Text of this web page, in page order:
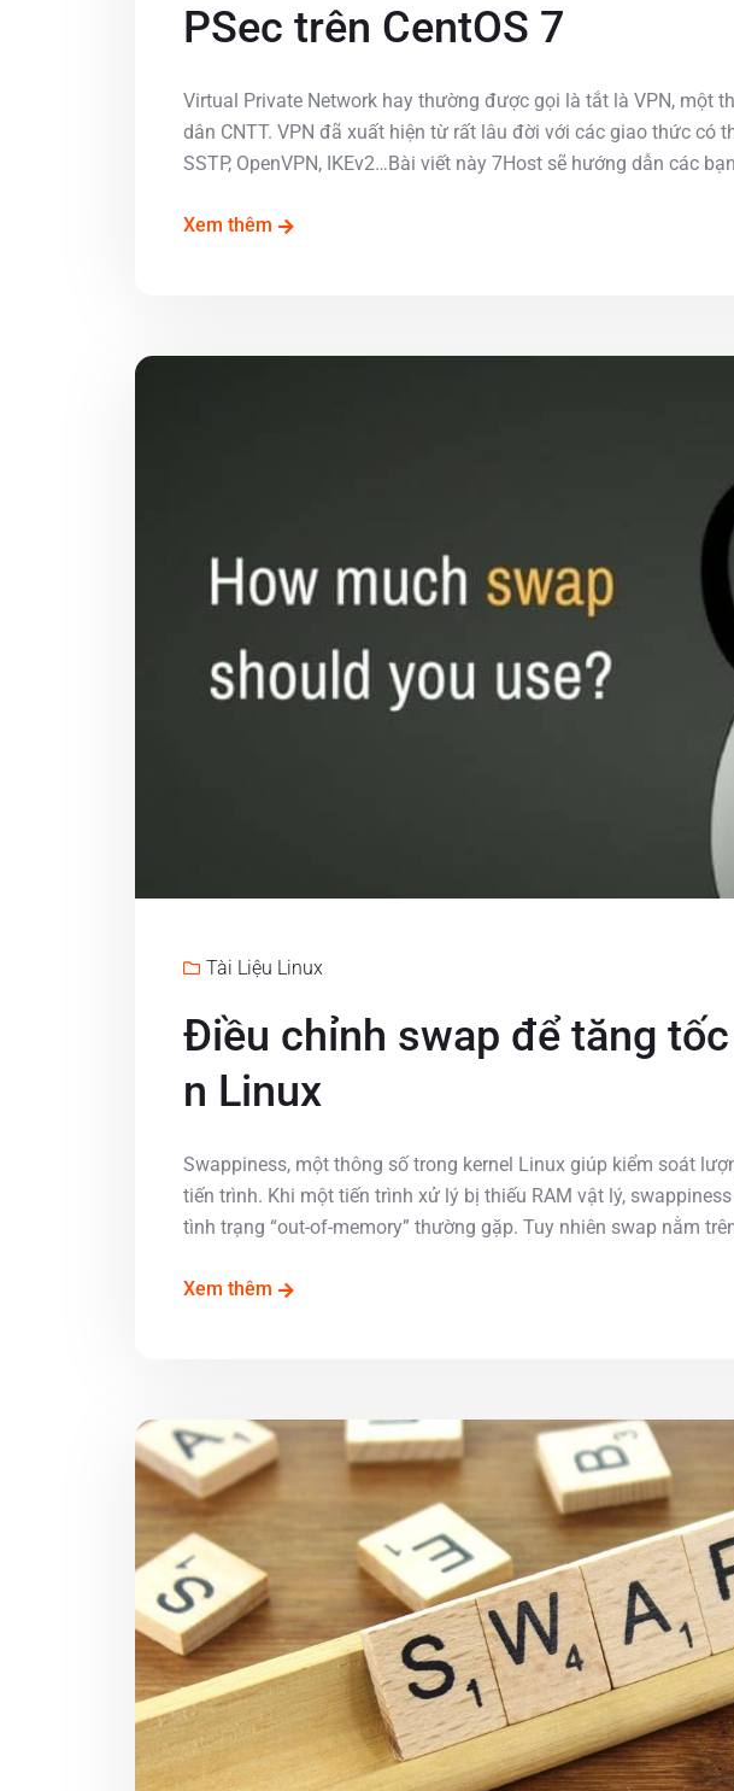
PSec trên CentOS 7
Virtual Private Network hay thường được gọi là tắt là VPN, một
dân CNTT. VPN đã xuất hiện từ rất lâu đời với các giao thức có
SSTP, OpenVPN, IKEv2…Bài viết này 7Host sẽ hướng dẫn các
Xem thêm
Tài Liệu Linux
Điều chỉnh swap để tăng
n Linux
Swappiness, một thông số trong kernel Linux giúp kiểm soát
tiến trình. Khi một tiến trình xử lý bị thiếu RAM vật lý,
tình trạng “out-of-memory” thường gặp. Tuy nhiên swap nằm
Xem thêm